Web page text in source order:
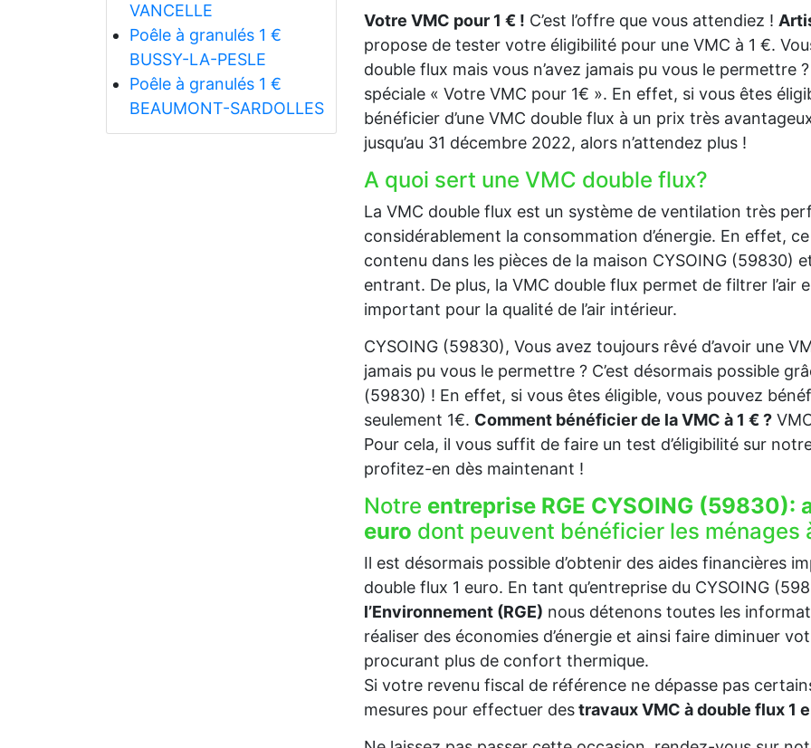
VANCELLE
Poêle à granulés 1 €
BUSSY-LA-PESLE
Poêle à granulés 1 €
BEAUMONT-SARDOLLES
Votre VMC pour 1 € ! C’est l’offre que vous attendiez !
propose de tester votre éligibilité pour une VMC à 1 €.
double flux mais vous n’avez jamais pu vous le permettre
spéciale « Votre VMC pour 1€ ». En effet, si vous êtes
bénéficier d’une VMC double flux à un prix très
jusqu’au 31 décembre 2022, alors n’attendez plus !
A quoi sert une VMC double flux?
La VMC double flux est un système de ventilation très
considérablement la consommation d’énergie. En effet,
contenu dans les pièces de la maison CYSOING (59830)
entrant. De plus, la VMC double flux permet de filtrer
important pour la qualité de l’air intérieur.
CYSOING (59830), Vous avez toujours rêvé d’avoir une
jamais pu vous le permettre ? C’est désormais possible
(59830) ! En effet, si vous êtes éligible, vous pouvez
seulement 1€. Comment bénéficier de la VMC à 1 € ?
Pour cela, il vous suffit de faire un test d’éligibilité sur
profitez-en dès maintenant !
Notre entreprise RGE CYSOING (59830):
euro dont peuvent bénéficier les ménages
Il est désormais possible d’obtenir des aides financières
double flux 1 euro. En tant qu’entreprise du CYSOING
l’Environnement (RGE) nous détenons toutes les
réaliser des économies d’énergie et ainsi faire diminuer
procurant plus de confort thermique.
Si votre revenu fiscal de référence ne dépasse pas
mesures pour effectuer destravaux VMC à double flux 1